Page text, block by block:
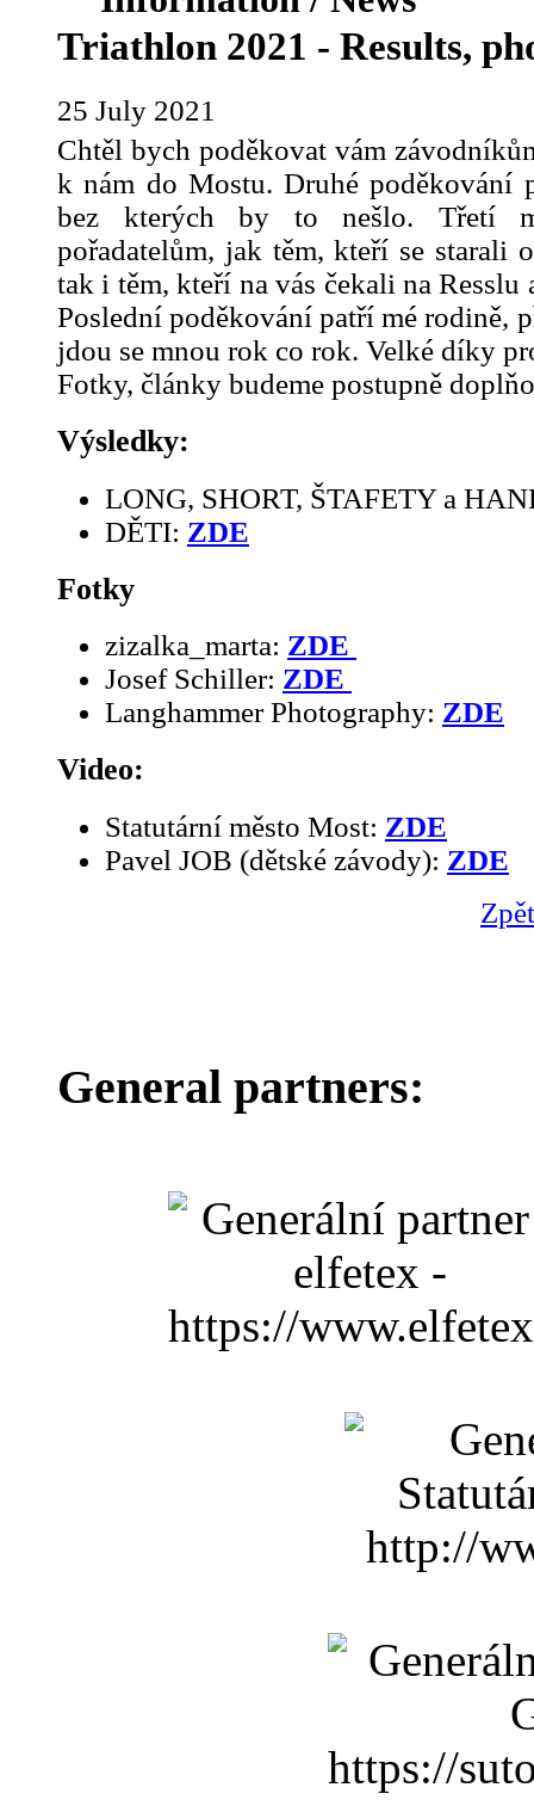
Triathlon 2021 - Results,
25 July 2021
Chtěl bych poděkovat vám
k nám do Mostu. Druhé poděkování
bez kterých by to nešlo. Třetí
pořadatelům, jak těm, kteří se starali
tak i těm, kteří na vás čekali na Resslu
Poslední poděkování patří mé rodině,
jdou se mnou rok co rok. Velké díky
Fotky, články budeme postupně
Výsledky:
LONG, SHORT, ŠTAFETY a
DĚTI: ZDE
Fotky
zizalka_marta: ZDE
Josef Schiller: ZDE
Langhammer Photography: ZDE
Video:
Statutární město Most: ZDE
Pavel JOB (dětské závody): ZDE
General partners: